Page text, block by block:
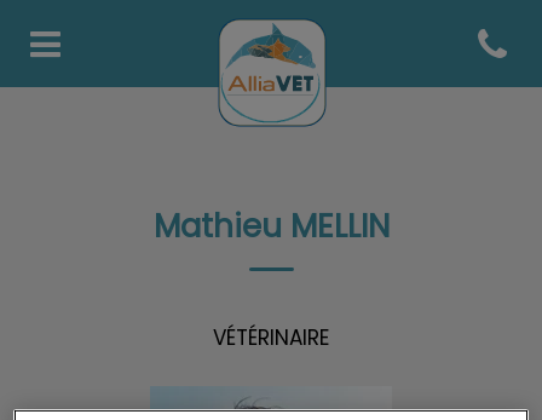
Page d'accueil de AlliaVets
Open
Mathieu MELLIN
VÉTÉRINAIRE